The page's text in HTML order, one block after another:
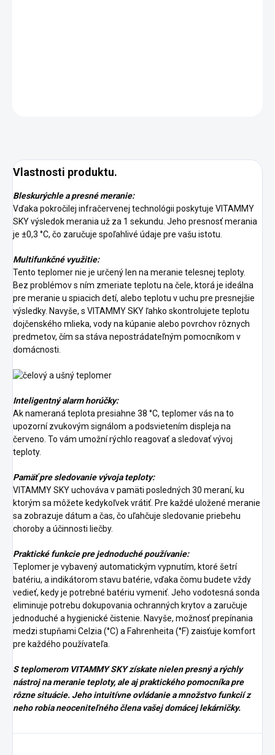
Vlastnosti produktu.
Bleskurýchle a presné meranie:
Vďaka pokročilej infračervenej technológii poskytuje VITAMMY
SKY výsledok merania už za 1 sekundu. Jeho presnosť merania
je ±0,3 °C, čo zaručuje spoľahlivé údaje pre vašu istotu.
Multifunkčné využitie:
Tento teplomer nie je určený len na meranie telesnej teploty.
Bez problémov s ním zmeriate teplotu na čele, ktorá je ideálna
pre meranie u spiacich detí, alebo teplotu v uchu pre presnejšie
výsledky. Navyše, s VITAMMY SKY ľahko skontrolujete teplotu
dojčenského mlieka, vody na kúpanie alebo povrchov rôznych
predmetov, čím sa stáva nepostrádateľným pomocníkom v
domácnosti.
Inteligentný alarm horúčky:
Ak nameraná teplota presiahne 38 °C, teplomer vás na to
upozorní zvukovým signálom a podsvietením displeja na
červeno. To vám umožní rýchlo reagovať a sledovať vývoj
teploty.
Pamäť pre sledovanie vývoja teploty:
VITAMMY SKY uchováva v pamäti posledných 30 meraní, ku
ktorým sa môžete kedykoľvek vrátiť. Pre každé uložené meranie
sa zobrazuje dátum a čas, čo uľahčuje sledovanie priebehu
choroby a účinnosti liečby.
Praktické funkcie pre jednoduché používanie:
Teplomer je vybavený automatickým vypnutím, ktoré šetrí
batériu, a indikátorom stavu batérie, vďaka čomu budete vždy
vedieť, kedy je potrebné batériu vymeniť. Jeho vodotesná sonda
eliminuje potrebu dokupovania ochranných krytov a zaručuje
jednoduché a hygienické čistenie. Navyše, možnosť prepínania
medzi stupňami Celzia (°C) a Fahrenheita (°F) zaisťuje komfort
pre každého používateľa.
S teplomerom VITAMMY SKY získate nielen presný a rýchly
nástroj na meranie teploty, ale aj praktického pomocníka pre
rôzne situácie. Jeho intuitívne ovládanie a množstvo funkcií z
neho robia neoceniteľného člena vašej domácej lekárničky.